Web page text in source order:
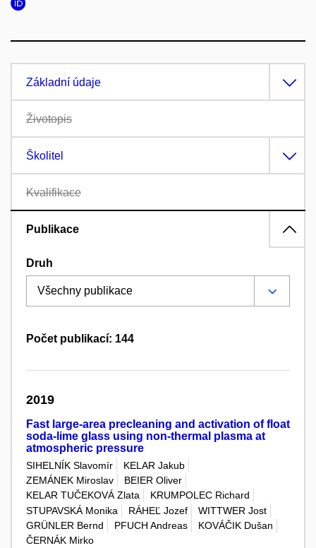
Základní údaje
Životopis
Školitel
Kvalifikace
Publikace
Druh
Počet publikací: 144
2019
Fast large-area precleaning and activation of float
soda-lime glass using non-thermal plasma at
atmospheric pressure
SIHELNÍK Slavomír
KELAR Jakub
ZEMÁNEK Miroslav
BEIER Oliver
KELAR TUČEKOVÁ Zlata
KRUMPOLEC Richard
STUPAVSKÁ Monika
RÁHEĽ Jozef
WITTWER Jost
GRÜNLER Bernd
PFUCH Andreas
KOVÁČIK Dušan
ČERNÁK Mirko